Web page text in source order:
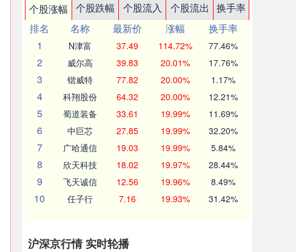
个股涨幅 个股跌幅 个股流入 个股流出
换手率
排名
名称 最新价 涨幅
换手率
1
N津富 37.49 114.72% 77.46%
2 威尔高 39.83 20.01% 17.76%
3 锴威特 77.82 20.00% 1.17%
4 科翔股份 64.32 20.00% 12.21%
5 蜀道装备 33.61 19.99% 11.69%
6 中巨芯 27.85 19.99% 32.20%
7 广哈通信 19.03 19.99% 5.84%
8 欣天科技 18.02 19.97% 28.44%
9 飞天诚信 12.56 19.96% 8.49%
10 任子行 7.16 19.93% 31.42%
沪深京行情 实时轮播